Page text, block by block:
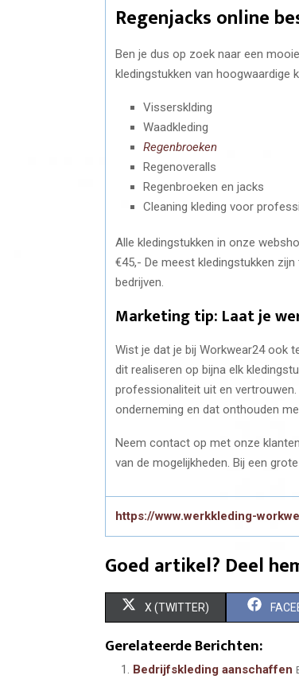
Regenjacks online
Ben je dus op zoek naar een
kledingstukken van hoogwaardige
Vissersklding
Waadkleding
Regenbroeken
Regenoveralls
Regenbroeken en jacks
Cleaning kleding voor
Alle kledingstukken in onze
€45,- De meest kledingstukken
bedrijven.
Marketing tip: Laat je
Wist je dat je bij Workwear24 ook
dit realiseren op bijna elk
professionaliteit uit en
onderneming en dat onthouden
Neem contact op met onze
van de mogelijkheden. Bij een
https://www.werkkleding-
Goed artikel? Deel
S
X (TWITTER) S
A
Gerelateerde Berichten:
Bedrijfskleding aanschaffen